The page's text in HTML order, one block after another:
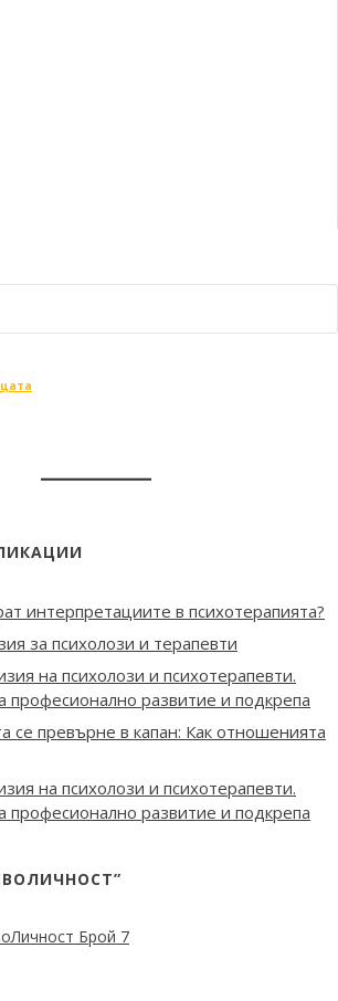
интерпретациите в психотерапията?
за психолози и терапевти
на психолози и психотерапевти.
професионално развитие и подкрепа
се превърне в капан: Как отношенията
на психолози и психотерапевти.
професионално развитие и подкрепа
Брой 7